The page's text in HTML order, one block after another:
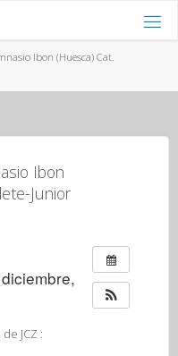
Ibon (Huesca) Cat.
Ibon
Junior
JCZ :